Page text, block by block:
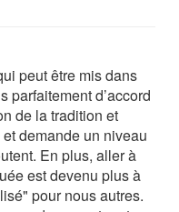
peut être mis dans
parfaitement d’accord
de la tradition et
demande un niveau
En plus, aller à
est devenu plus à
pour nous autres.